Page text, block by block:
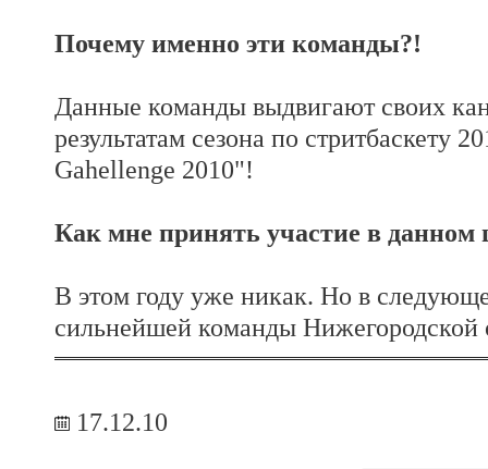
Почему именно эти команды?!
Данные команды выдвигают своих
результатам сезона по стритбаскету
Gahellenge 2010"!
Как мне принять участие в данном
В этом году уже никак. Но в
сильнейшей команды Нижегородской
17.12.10